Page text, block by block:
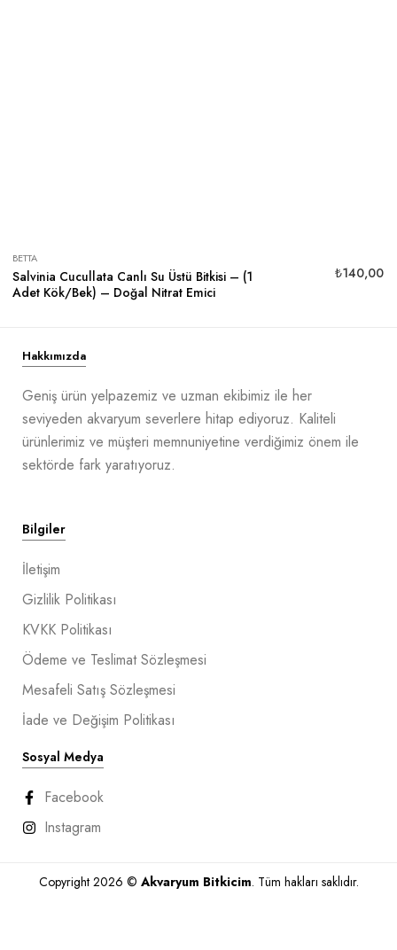
Salvinia Cucullata Canlı Su Üstü Bitkisi – (1
Adet Kök/Bek) – Doğal Nitrat Emici
BETTA
₺140,00
Hakkımızda
Geniş ürün yelpazemiz ve uzman ekibimiz ile her
seviyeden akvaryum severlere hitap ediyoruz. Kaliteli
ürünlerimiz ve müşteri memnuniyetine verdiğimiz önem ile
sektörde fark yaratıyoruz.
Bilgiler
İletişim
Gizlilik Politikası
KVKK Politikası
Ödeme ve Teslimat Sözleşmesi
Mesafeli Satış Sözleşmesi
İade ve Değişim Politikası
Sosyal Medya
Facebook
Instagram
Copyright 2026 © Akvaryum Bitkicim. Tüm hakları saklıdır.